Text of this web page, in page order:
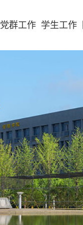
党群工作 学生工作